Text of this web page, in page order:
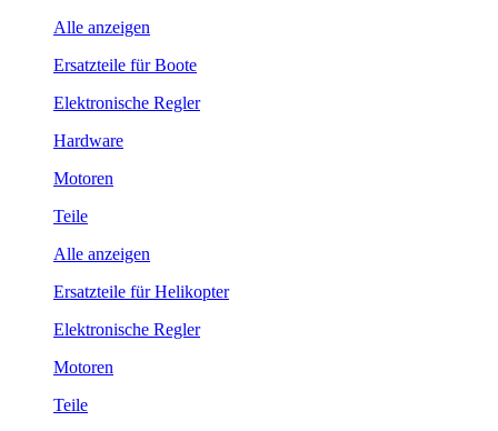
Alle anzeigen
Ersatzteile für Boote
Elektronische Regler
Hardware
Motoren
Teile
Alle anzeigen
Ersatzteile für Helikopter
Elektronische Regler
Motoren
Teile